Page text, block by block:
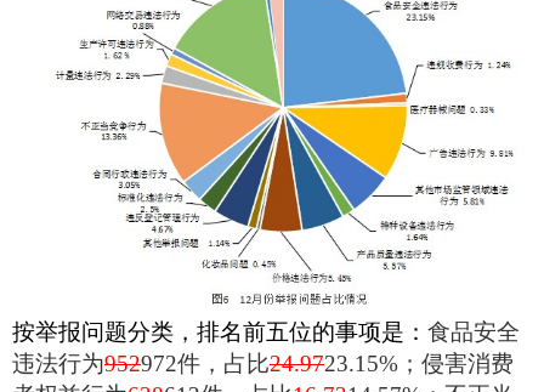
按举报问题分类，排名前五位的事项是： 食品安全
违法行为952972件，占比24.9723.15% ；侵害消费